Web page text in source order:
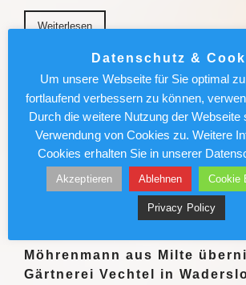
Weiterlesen
München News : Absolut
„Carmen“ im Deutschen
Enrique Gasa Valga verbindet Bizet
überraschend und sinnlich zu
Tanztheater Weiterlesen
Möhrenmann aus Milte
Gärtnerei Vechtel in
Datenschutz &
Um unsere Webseite für Sie optimal
fortlaufend verbessern zu können,
Durch die weitere Nutzung der Webseite
Verwendung von Cookies zu. Weitere
Cookies erhalten Sie in unserer
Akzeptieren Ablehnen Cookie
Privacy Policy